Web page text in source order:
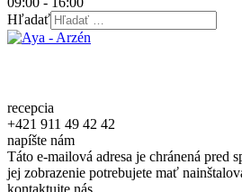
Hľadať
recepcia
+421 911 49 42 42
napíšte nám
Táto e-mailová adresa je chránená pred
jej zobrazenie potrebujete mať